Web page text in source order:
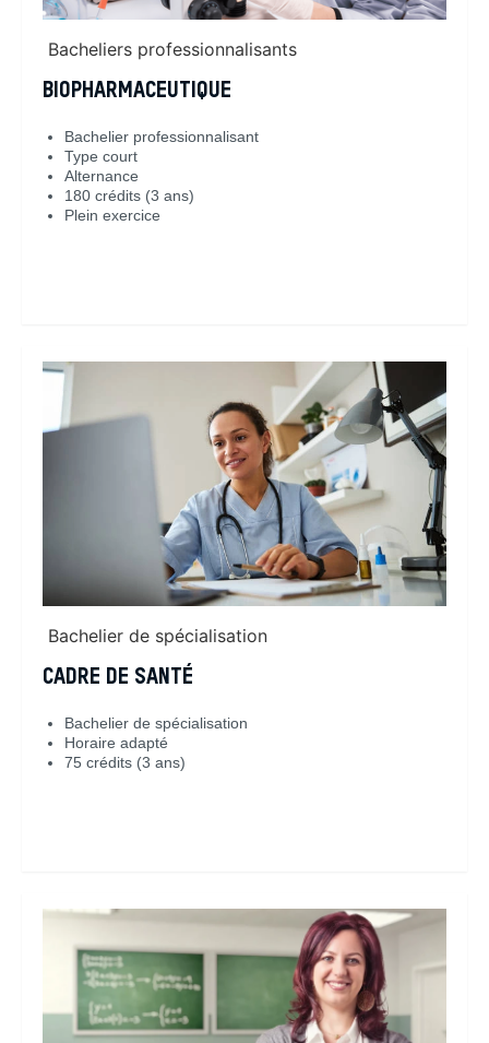
Bacheliers professionnalisants
BIOPHARMACEUTIQUE
Bachelier professionnalisant
Type court
Alternance
180 crédits (3 ans)
Plein exercice
Bachelier de spécialisation
CADRE DE SANTÉ
Bachelier de spécialisation
Horaire adapté
75 crédits (3 ans)